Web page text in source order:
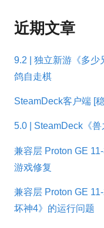
近期文章
9.2 | 独立新游《多少
鸽自走棋
SteamDeck客户端 [
5.0 | SteamDeck《
兼容层 Proton GE
游戏修复
兼容层 Proton GE
坏神4》的运行问题